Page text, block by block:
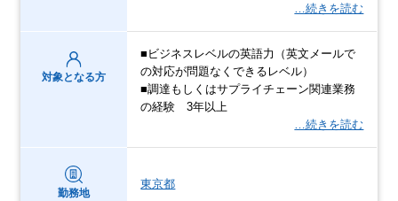
…続きを読む
対象となる方
■ビジネスレベルの英語力（英文メールで
の対応が問題なくできるレベル）
■調達もしくはサプライチェーン関連業務
の経験 3年以上
…続きを読む
勤務地
東京都